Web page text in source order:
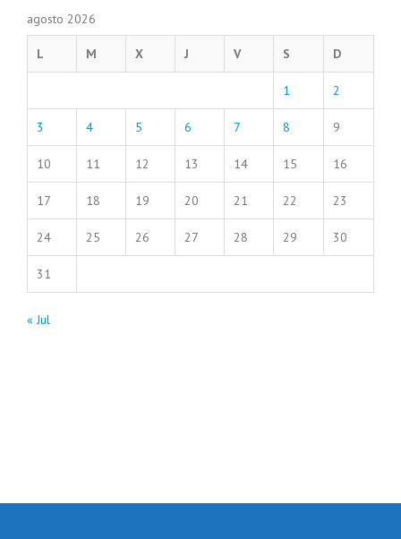
agosto 2026
L M X J V S D
1 2
3 4 5 6 7 8 9
10 11 12 13 14 15 16
17 18 19 20 21 22 23
24 25 26 27 28 29 30
31
« Jul